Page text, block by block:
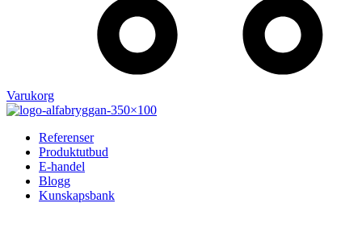
Varukorg
Referenser
Produktutbud
E-handel
Blogg
Kunskapsbank